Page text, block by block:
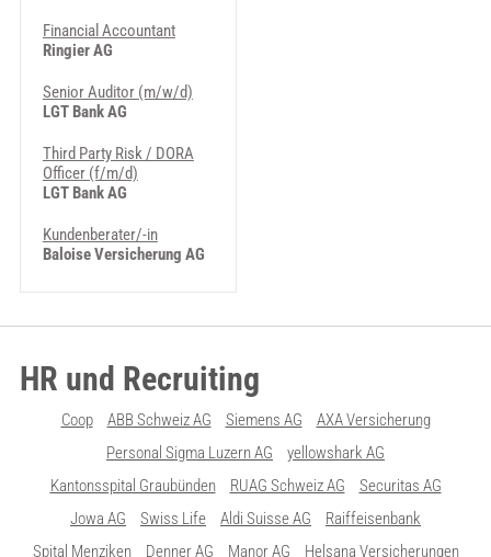
Financial Accountant
Ringier AG
Senior Auditor (m/w/d)
LGT Bank AG
Third Party Risk / DORA
Officer (f/m/d)
LGT Bank AG
Kundenberater/-in
Baloise Versicherung AG
HR und Recruiting
Coop ABB Schweiz AG Siemens AG
AXA Versicherung
Personal Sigma Luzern AG
yellowshark AG
Kantonsspital Graubünden
RUAG Schweiz AG
Securitas AG
Jowa AG
Swiss Life Aldi Suisse AG
Raiffeisenbank
Spital Menziken
Denner AG Manor AG Helsana Versicherungen